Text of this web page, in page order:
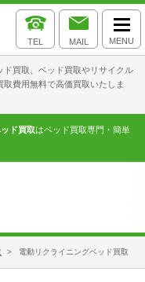
ド買取、ベッド買取やリサイクル
費用無料で高価買取いたしま
TEL MAIL MENU
ド買取はベッド買取専門・簡単
> 電動リクライニングベッド買取